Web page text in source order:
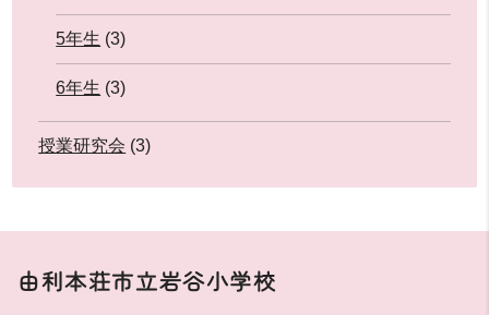
5年生 (3)
6年生 (3)
授業研究会 (3)
由利本荘市立岩谷小学校